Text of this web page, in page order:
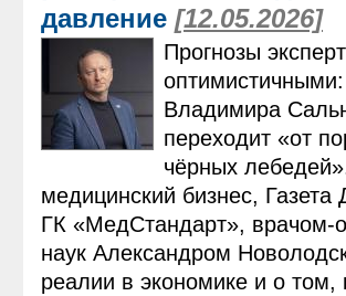
давление [12.05.2026]
Прогнозы
Владимира
переходит «от
чёрных
медицинский бизнес,
ГК «МедСтандарт», врачом-
наук Александром
реалии в экономике и о